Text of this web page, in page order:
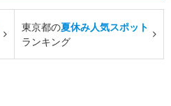
東京都の夏休み人気スポット
ランキング